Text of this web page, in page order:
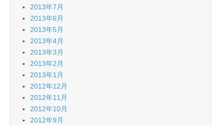
2013年7月
2013年6月
2013年5月
2013年4月
2013年3月
2013年2月
2013年1月
2012年12月
2012年11月
2012年10月
2012年9月